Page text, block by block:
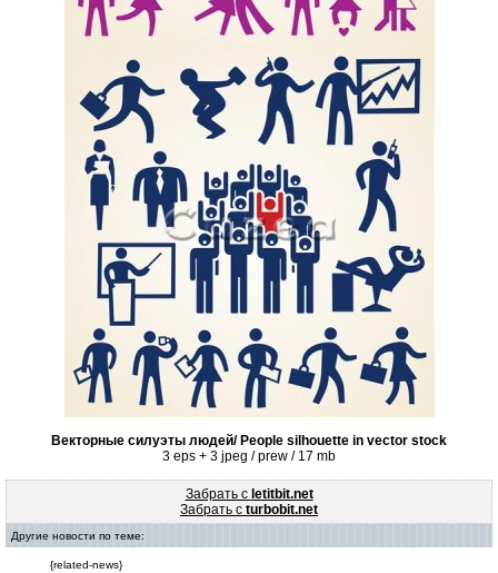
Векторные силуэты людей/ People silhouette in vector stock
3 eps + 3 jpeg / prew / 17 mb
Забрать с letitbit.net
Забрать с turbobit.net
Другие новости по теме:
{related-news}